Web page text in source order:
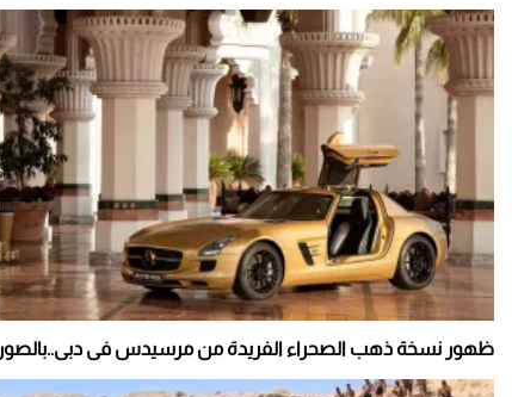
ظهور نسخة ذهب الصحراء الفريدة من مرسيدس فى دبى..بالصور